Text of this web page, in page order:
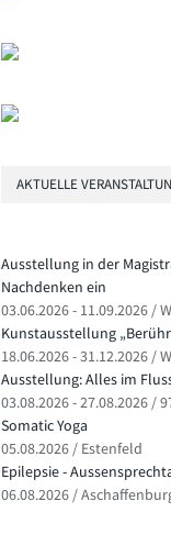
AKTUELLE
Ausstellung in der
Nachdenken ein
03.06.2026 - 11.09.2026 /
Kunstausstellung
18.06.2026 - 31.12.2026 /
Ausstellung: Alles im
03.08.2026 - 27.08.2026 /
Somatic Yoga
05.08.2026 / Estenfeld
Epilepsie -
06.08.2026 /